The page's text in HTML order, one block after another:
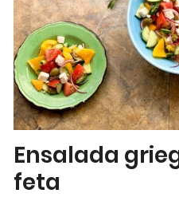
Ensalada
feta